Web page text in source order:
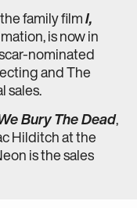
family filmI,
is now in
nominated
and The
sales.
Bury The Dead,
Hilditch at the
is the sales